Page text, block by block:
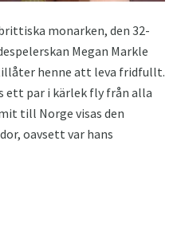
monarken, den 32-
Megan Markle
henne att leva fridfullt.
ett par i kärlek fly från alla
till Norge visas den
oavsett var hans